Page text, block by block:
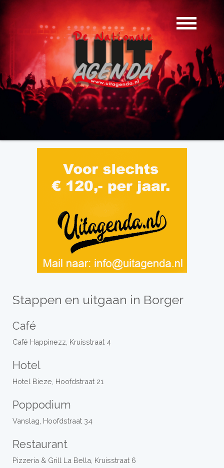
Stappen en uitgaan in Borger
Café
Café Happinezz, Kruisstraat 4
Hotel
Hotel Bieze, Hoofdstraat 21
Poppodium
Vanslag, Hoofdstraat 34
Restaurant
Pizzeria & Grill La Bella, Kruisstraat 6